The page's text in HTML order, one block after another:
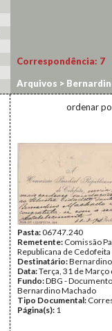
Correspondência: 7
Arquivos >
ordenar
Pasta:06747.240
Remetente: Comissão
Republicana de Cedofeita
Destinatário:
Data:Terça, 31 de Março
Fundo:DBG -
Bernardino Machado
Tipo Documental:
Página(s): 1